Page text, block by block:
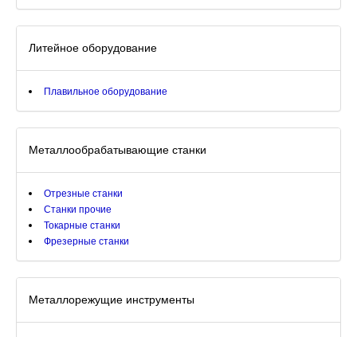
Литейное оборудование
Плавильное оборудование
Металлообрабатывающие станки
Отрезные станки
Станки прочие
Токарные станки
Фрезерные станки
Металлорежущие инструменты